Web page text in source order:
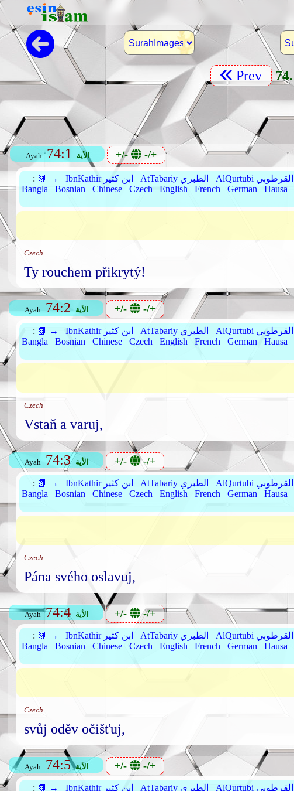
Prev
Ayah 74:1 الأية +/- -/+
: 📗 → IbnKathir ابن كثير AtTabariy الطبري AlQurtubi القرطوبي
Bangla
Bosnian Chinese Czech English French German Hausa
Czech
Ty rouchem přikrytý!
Ayah 74:2 الأية +/- -/+
: 📗 → IbnKathir ابن كثير AtTabariy الطبري AlQurtubi القرطوبي
Bangla
Bosnian Chinese Czech English French German Hausa
Czech
Vstaň a varuj,
Ayah 74:3 الأية +/- -/+
: 📗 → IbnKathir ابن كثير AtTabariy الطبري AlQurtubi القرطوبي
Bangla
Bosnian Chinese Czech English French German Hausa
Czech
Pána svého oslavuj,
Ayah 74:4 الأية +/- -/+
: 📗 → IbnKathir ابن كثير AtTabariy الطبري AlQurtubi القرطوبي
Bangla
Bosnian Chinese Czech English French German Hausa
Czech
svůj oděv očišťuj,
Ayah 74:5 الأية +/- -/+
: 📗 → IbnKathir ابن كثير AtTabariy الطبري AlQurtubi القرطوبي